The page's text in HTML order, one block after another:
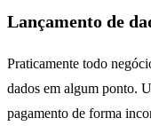
Lançamento de
Praticamente todo
dados em algum ponto.
pagamento de forma